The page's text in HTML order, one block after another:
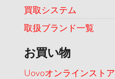
買取システム
取扱ブランド一覧
お買い物
Uovoオンラインストア